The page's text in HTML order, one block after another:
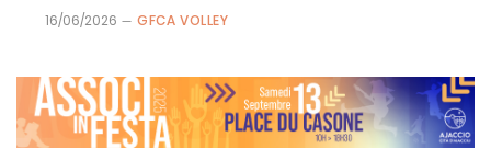
16/06/2026 GFCA VOLLEY